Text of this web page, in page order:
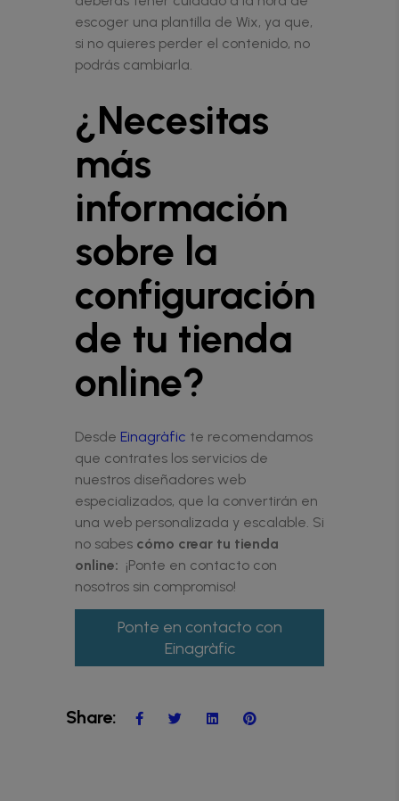
escoger una plantilla de Wix, ya que,
si no quieres perder el contenido, no
podrás cambiarla.
¿Necesitas
más
información
sobre la
configuración
de tu tienda
online?
Desde Einagràfic te recomendamos
que contrates los servicios de
nuestros diseñadores web
especializados, que la convertirán en
una web personalizada y escalable. Si
no sabes cómo crear tu tienda
online: ¡Ponte en contacto con
nosotros sin compromiso!
Ponte en contacto con
Einagràfic
Share: